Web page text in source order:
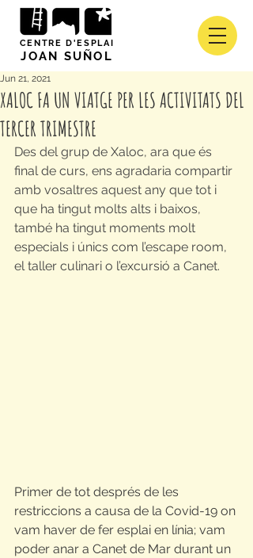
CENTRE D'ESPLAI
JOAN SUÑOL
XALOC FA UN VIATGE PER LES ACTIVITATS DEL
TERCER TRIMESTRE
Jun 21, 2021
Des del grup de Xaloc, ara que és
final de curs, ens agradaria compartir
amb vosaltres aquest any que tot i
que ha tingut molts alts i baixos,
també ha tingut moments molt
especials i únics com l’escape room,
el taller culinari o l’excursió a Canet.
Primer de tot després de les
restriccions a causa de la Covid-19 on
vam haver de fer esplai en línia; vam
poder anar a Canet de Mar durant un